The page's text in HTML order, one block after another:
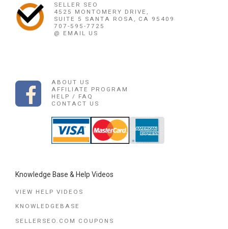
SELLER SEO
4525 MONTOMERY DRIVE,
SUITE 5 SANTA ROSA, CA 95409
707-595-7725
@ EMAIL US
ABOUT US
AFFILIATE PROGRAM
HELP / FAQ
CONTACT US
Knowledge Base & Help Videos
VIEW HELP VIDEOS
KNOWLEDGEBASE
SELLERSEO.COM COUPONS